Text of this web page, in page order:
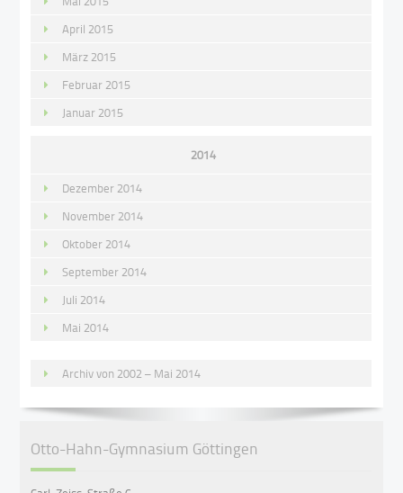
April 2015
März 2015
Februar 2015
Januar 2015
2014
Dezember 2014
November 2014
Oktober 2014
September 2014
Juli 2014
Mai 2014
Archiv von 2002 – Mai 2014
Otto-Hahn-Gymnasium Göttingen